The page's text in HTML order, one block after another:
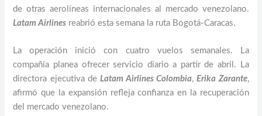
de otras aerolíneas internacionales al mercado venezolano.
Latam Airlines reabrió esta semana la ruta Bogotá-Caracas.
La operación inició con cuatro vuelos semanales. La
compañía planea ofrecer servicio diario a partir de abril. La
directora ejecutiva de Latam Airlines Colombia,Erika Zarante,
afirmó que la expansión refleja confianza en la recuperación
del mercado venezolano.